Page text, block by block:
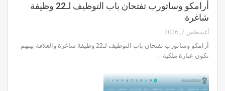
أرامكو وساتورب تفتحان باب التوظيف لـ22 وظيفة
شاغرة
أغسطس 7, 2026
أرامكو وساتورب تفتحان باب التوظيف لـ22 وظيفة شاغرة والعلاقة بينهم
تكون عبارة ملكية…